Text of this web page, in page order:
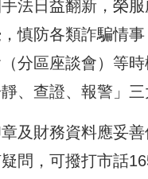
法日益翻新，榮
慎防各類詐騙情
分區座談會）等
、查證、報警」三
及財務資料應妥
問，可撥打市話